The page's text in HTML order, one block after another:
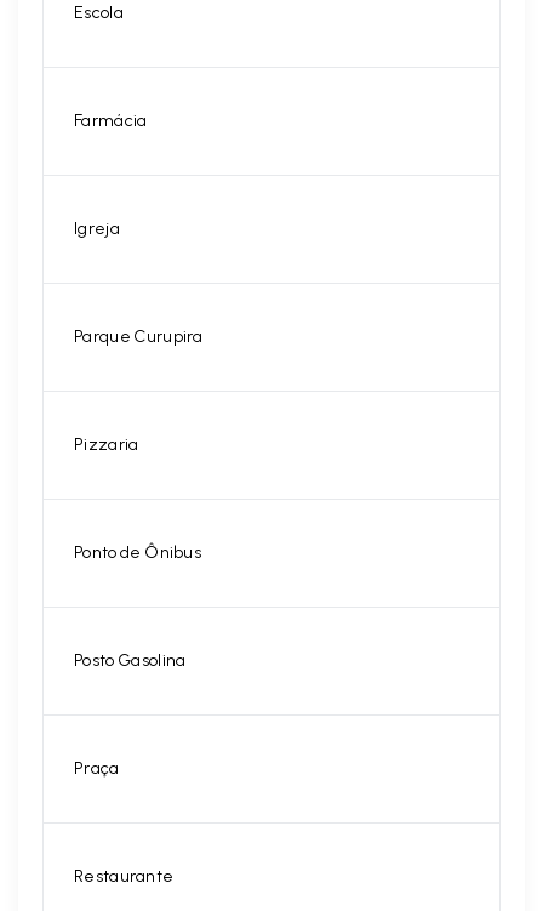
Escola
Farmácia
Igreja
Parque Curupira
Pizzaria
Ponto de Ônibus
Posto Gasolina
Praça
Restaurante